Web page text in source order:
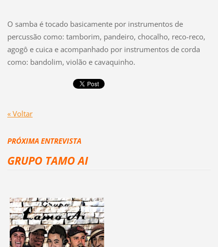
O samba é tocado basicamente por instrumentos de
percussão como: tamborim, pandeiro, chocalho, reco-reco,
agogô e cuica e acompanhado por instrumentos de corda
como: bandolim, violão e cavaquinho.
« Voltar
PRÓXIMA ENTREVISTA
GRUPO TAMO AI